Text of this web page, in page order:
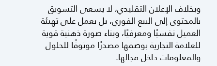
وبخلاف الإعلان التقليدي، لا يسعى التسويق
بالمحتوى إلى البيع الفوري، بل يعمل على تهيئة
العميل نفسيًا ومعرفيًا، وبناء صورة ذهنية قوية
للعلامة التجارية بوصفها مصدرًا موثوقًا للحلول
والمعلومات داخل مجالها.